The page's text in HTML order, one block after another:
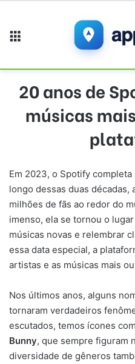
20 anos de
músicas
Em 2023, o Spotify
longo dessas duas décadas,
milhões de fãs ao redor do
imenso, ela se tornou o
músicas novas e relembrar
essa data especial, a
artistas e as músicas mais
Nos últimos anos, alguns
tornaram verdadeiros
escutados, temos ícones
Bunny, que sempre figuram
diversidade de gêneros